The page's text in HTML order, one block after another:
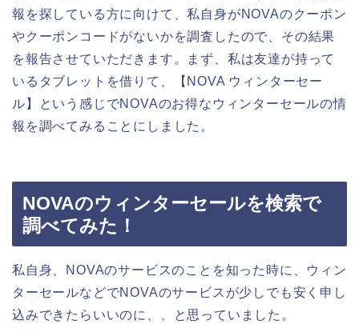
報を探している方に向けて、私自身がNOVAのクーポン
やクーポンコードがないかを調査したので、その結果
を報告させていただきます。まず、私は友達が持って
いるタブレットを借りて、【NOVA ウィンターセー
ル】という感じでNOVAのお得なウィンターセールの情
報を調べてみることにしました。
NOVAのウィンターセールを検索で
調べてみた！
私自身、NOVAのサービスのことを知った時に、ウィン
ターセールなどでNOVAのサービスが少しでも安く申し
込みできたらいいのに、、と思っていました。